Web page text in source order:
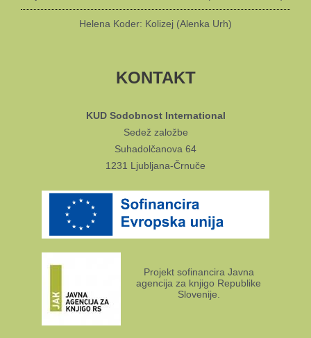
Helena Koder: Kolizej (Alenka Urh)
KONTAKT
KUD Sodobnost International
Sedež založbe
Suhadolčanova 64
1231 Ljubljana-Črnuče
Projekt sofinancira Javna
agencija za knjigo Republike
Slovenije.